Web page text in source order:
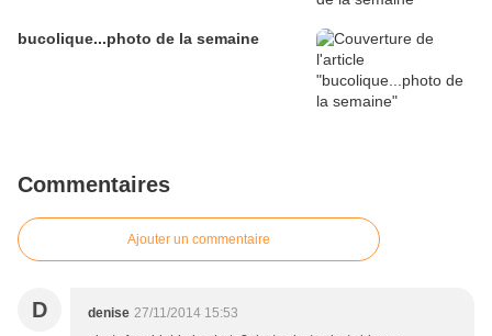
bucolique...photo de la semaine
Commentaires
Ajouter un commentaire
D denise 27/11/2014 15:53